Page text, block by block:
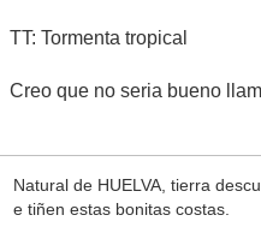
TT: Tormenta tropical
Creo que no seria bueno
Natural de HUELVA, tierra
e tiñen estas bonitas costas.